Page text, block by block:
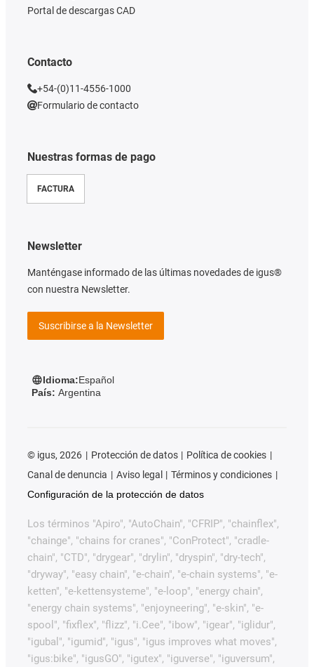
Nuestras formas de pago
FACTURA
Portal de descargas CAD
Contacto
+54-(0)11-4556-1000
Formulario de contacto
Newsletter
Manténgase informado de las últimas novedades de igus®
con nuestra Newsletter.
Suscribirse a la Newsletter
Idioma:Español
País: Argentina
© igus, 2026 Protección de datos
Política de cookies
Canal de denuncia
Aviso legal
Términos y condiciones
Configuración de la protección de datos
Los términos "Apiro", "AutoChain", "CFRIP", "chainflex",
"chainge", "chains for cranes", "ConProtect", "cradle-
chain", "CTD", "drygear", "drylin", "dryspin", "dry-tech",
"dryway", "easy chain", "e-chain", "e-chain systems", "e-
ketten", "e-kettensysteme", "e-loop", "energy chain",
"energy chain systems", "enjoyneering", "e-skin", "e-
spool", "fixflex", "flizz", "i.Cee", "ibow", "igear", "iglidur",
"igubal", "igumid", "igus", "igus improves what moves",
"igus:bike", "igusGO", "igutex", "iguverse", "iguversum",